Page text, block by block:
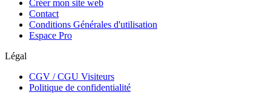
Créer mon site web
Contact
Conditions Générales d'utilisation
Espace Pro
Légal
CGV / CGU Visiteurs
Politique de confidentialité